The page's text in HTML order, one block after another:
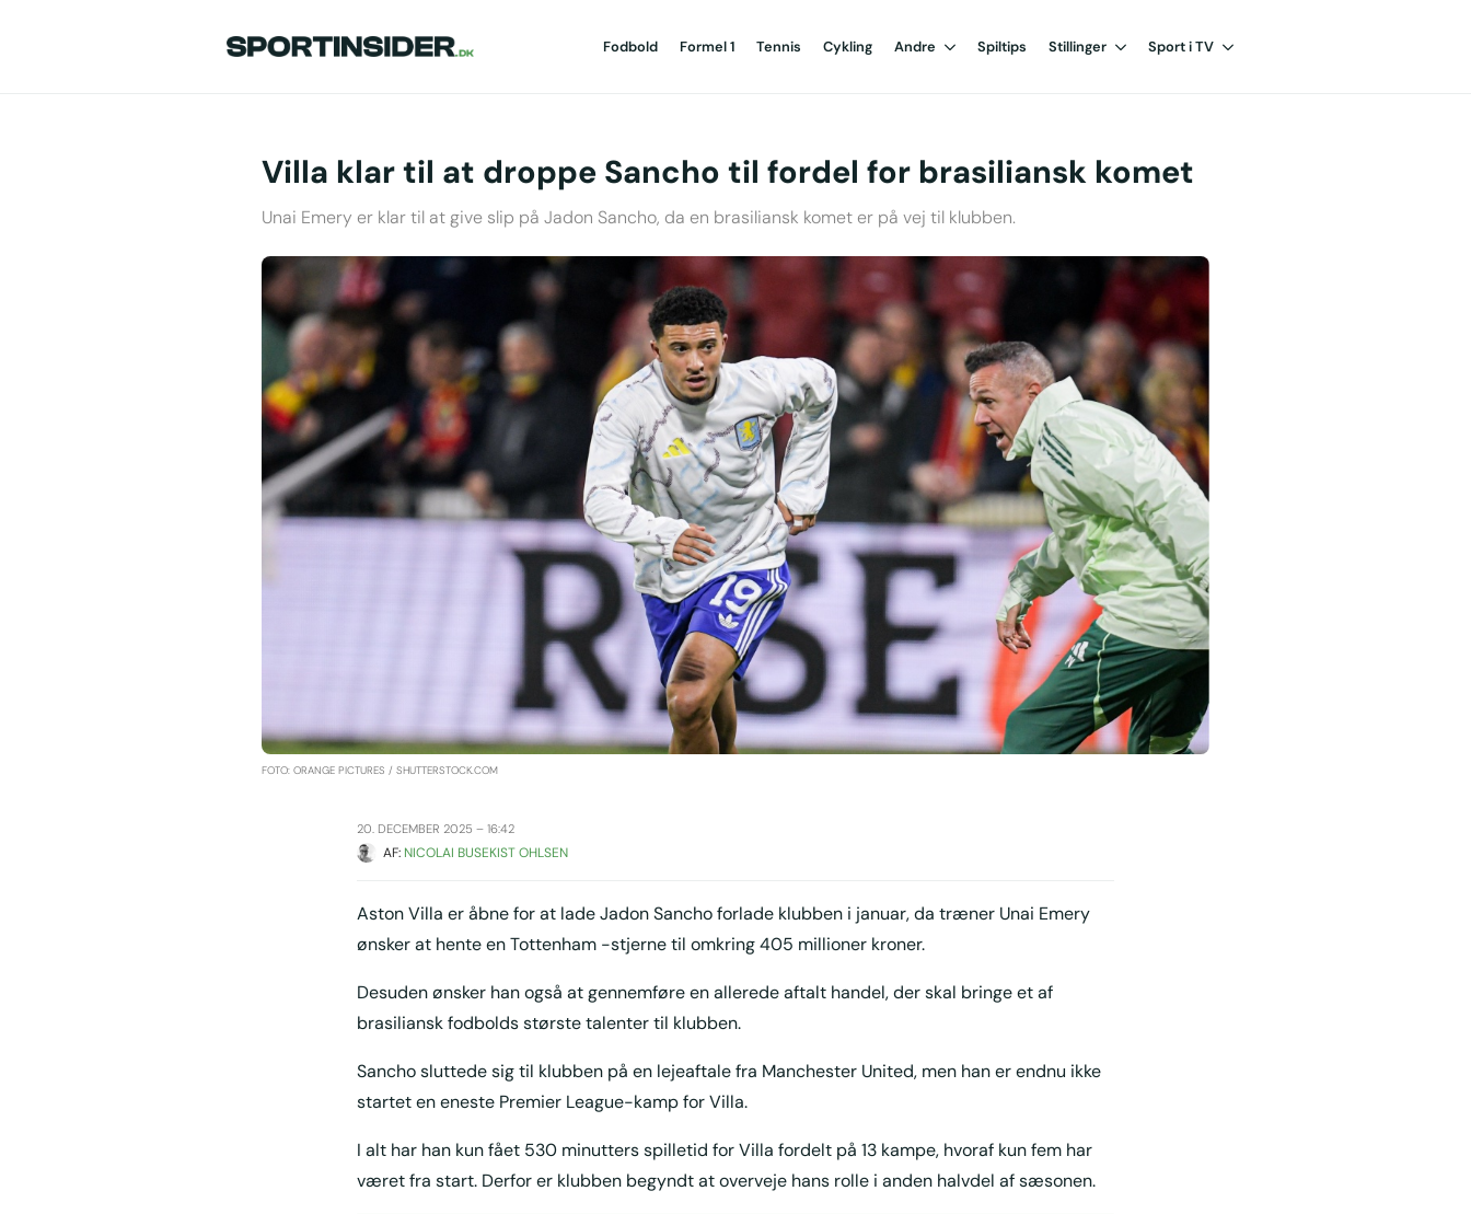
Fodbold Formel 1 Tennis Cykling Andre Spiltips Stillinger Sport i TV
Villa klar til at droppe Sancho til fordel for brasiliansk komet
Unai Emery er klar til at give slip på Jadon Sancho, da en brasiliansk komet er på vej til klubben.
FOTO: ORANGE PICTURES / SHUTTERSTOCK.COM
20. DECEMBER 2025 – 16:42
AF: NICOLAI BUSEKIST OHLSEN
Aston Villa er åbne for at lade Jadon Sancho forlade klubben i januar, da træner Unai Emery
ønsker at hente en Tottenham -stjerne til omkring 405 millioner kroner.
Desuden ønsker han også at gennemføre en allerede aftalt handel, der skal bringe et af
brasiliansk fodbolds største talenter til klubben.
Sancho sluttede sig til klubben på en lejeaftale fra Manchester United, men han er endnu ikke
startet en eneste Premier League-kamp for Villa.
I alt har han kun fået 530 minutters spilletid for Villa fordelt på 13 kampe, hvoraf kun fem har
været fra start. Derfor er klubben begyndt at overveje hans rolle i anden halvdel af sæsonen.